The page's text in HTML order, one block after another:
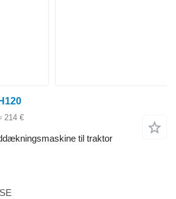
214 €
til traktor